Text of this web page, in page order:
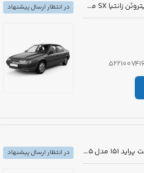
مزایده دولتی خودرو سیتروئن زانتیا SX مدل 1389 رنگ نقره ای
در انتظار ارسال پیشنهاد
مزایده دولتی خودرو وانت پراید 151 مدل 1395 رنگ سفید
در انتظار ارسال پیشنهاد